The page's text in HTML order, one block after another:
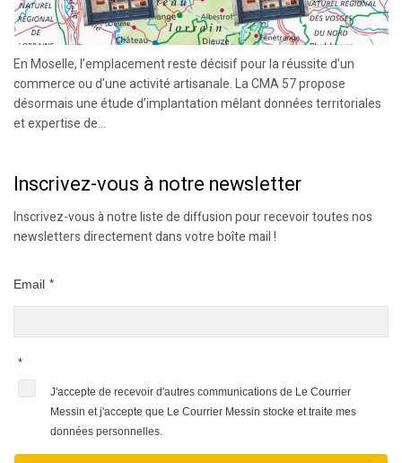
En Moselle, l’emplacement reste décisif pour la réussite d’un
commerce ou d’une activité artisanale. La CMA 57 propose
désormais une étude d’implantation mêlant données territoriales
et expertise de...
Inscrivez-vous à notre newsletter
Inscrivez-vous à notre liste de diffusion pour recevoir toutes nos
newsletters directement dans votre boîte mail !
Email *
*
J'accepte de recevoir d'autres communications de Le Courrier
Messin et j'accepte que Le Courrier Messin stocke et traite mes
données personnelles.